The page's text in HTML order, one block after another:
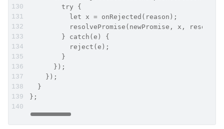
        try {
          let x = onRejected(reason);
resolvePromise(newPromise, x, resolve,
        } catch(e) {
          reject(e);
        }
      });
    });
  }
};